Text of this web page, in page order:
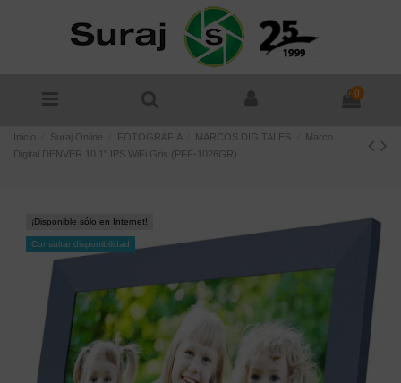
0
Inicio Suraj Online FOTOGRAFIA MARCOS DIGITALES
Marco
Digital DENVER 10.1" IPS WiFi Gris (PFF-1026GR)
¡Disponible sólo en Internet!
Consultar disponibilidad